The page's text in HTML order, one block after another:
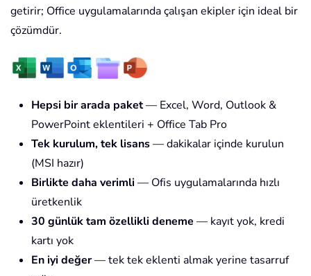
getirir; Office uygulamalarında çalışan ekipler için ideal bir
çözümdür.
Hepsi bir arada paket— Excel, Word, Outlook &
PowerPoint eklentileri + Office Tab Pro
Tek kurulum, tek lisans— dakikalar içinde kurulun
(MSI hazır)
Birlikte daha verimli — Ofis uygulamalarında hızlı
üretkenlik
30 günlük tam özellikli deneme — kayıt yok, kredi
kartı yok
En iyi değer— tek tek eklenti almak yerine tasarruf